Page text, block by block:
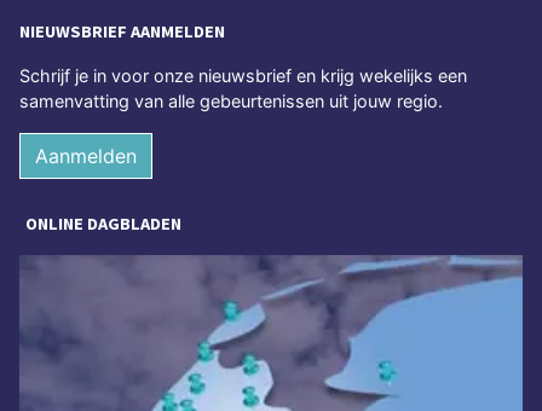
NIEUWSBRIEF AANMELDEN
Schrijf je in voor onze nieuwsbrief en krijg wekelijks een
samenvatting van alle gebeurtenissen uit jouw regio.
Aanmelden
ONLINE DAGBLADEN